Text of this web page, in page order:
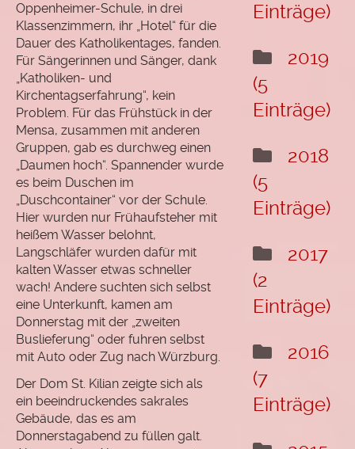
Oppenheimer-Schule, in drei
Klassenzimmern, ihr „Hotel“ für die
Dauer des Katholikentages, fanden.
Für Sängerinnen und Sänger, dank
„Katholiken- und
Kirchentagserfahrung“, kein
Problem. Für das Frühstück in der
Mensa, zusammen mit anderen
Gruppen, gab es durchweg einen
„Daumen hoch“. Spannender wurde
es beim Duschen im
„Duschcontainer“ vor der Schule.
Hier wurden nur Frühaufsteher mit
heißem Wasser belohnt,
Langschläfer wurden dafür mit
kalten Wasser etwas schneller
wach! Andere suchten sich selbst
eine Unterkunft, kamen am
Donnerstag mit der „zweiten
Buslieferung“ oder fuhren selbst
mit Auto oder Zug nach Würzburg.
Der Dom St. Kilian zeigte sich als
ein beeindruckendes sakrales
Gebäude, das es am
Donnerstagabend zu füllen galt.
Einträge)
2019
(5
Einträge)
2018
(5
Einträge)
2017
(2
Einträge)
2016
(7
Einträge)